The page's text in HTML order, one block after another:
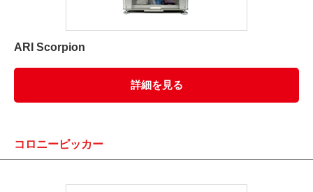
ARI Scorpion
詳細を見る
コロニーピッカー